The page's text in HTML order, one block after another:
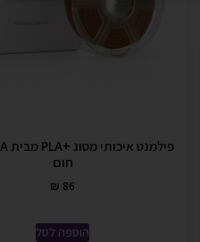
חום
₪ 86
הוספה לסל